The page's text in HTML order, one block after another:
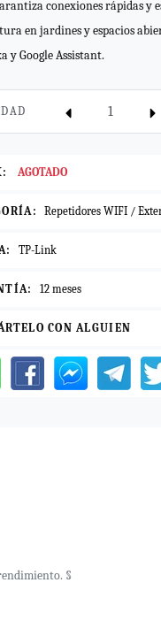
conexiones rápidas y
en jardines y espacios
y Google Assistant.
AGOTADO
Repetidores WIFI /
TP-Link
12 meses
CON ALGUIEN
§